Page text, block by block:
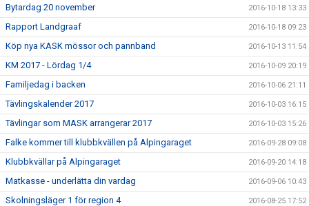
Bytardag 20 november 2016-10-18 13:33
Rapport Landgraaf 2016-10-18 09:23
Köp nya KASK mössor och pannband 2016-10-13 11:54
KM 2017 - Lördag 1/4 2016-10-09 20:19
Familjedag i backen 2016-10-06 21:11
Tävlingskalender 2017 2016-10-03 16:15
Tävlingar som MASK arrangerar 2017 2016-10-03 15:26
Falke kommer till klubbkvällen på Alpingaraget 2016-09-28 09:08
Klubbkvällar på Alpingaraget 2016-09-20 14:18
Matkasse - underlätta din vardag 2016-09-06 10:43
Skolningsläger 1 för region 4 2016-08-25 17:52